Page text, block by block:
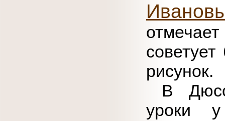
рисунок.
В
уроки